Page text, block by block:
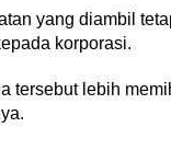
yang diambil
korporasi.
tersebut lebih